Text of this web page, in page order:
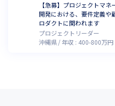
【急募】プロジェクトマ
開発における、要件定義や
ロダクトに関われます
プロジェクトリーダー
沖縄県
年収 : 400-800万円